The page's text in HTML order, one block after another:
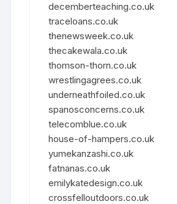
decemberteaching.co.uk
traceloans.co.uk
thenewsweek.co.uk
thecakewala.co.uk
thomson-thorn.co.uk
wrestlingagrees.co.uk
underneathfoiled.co.uk
spanosconcerns.co.uk
telecomblue.co.uk
house-of-hampers.co.uk
yumekanzashi.co.uk
fatnanas.co.uk
emilykatedesign.co.uk
crossfelloutdoors.co.uk